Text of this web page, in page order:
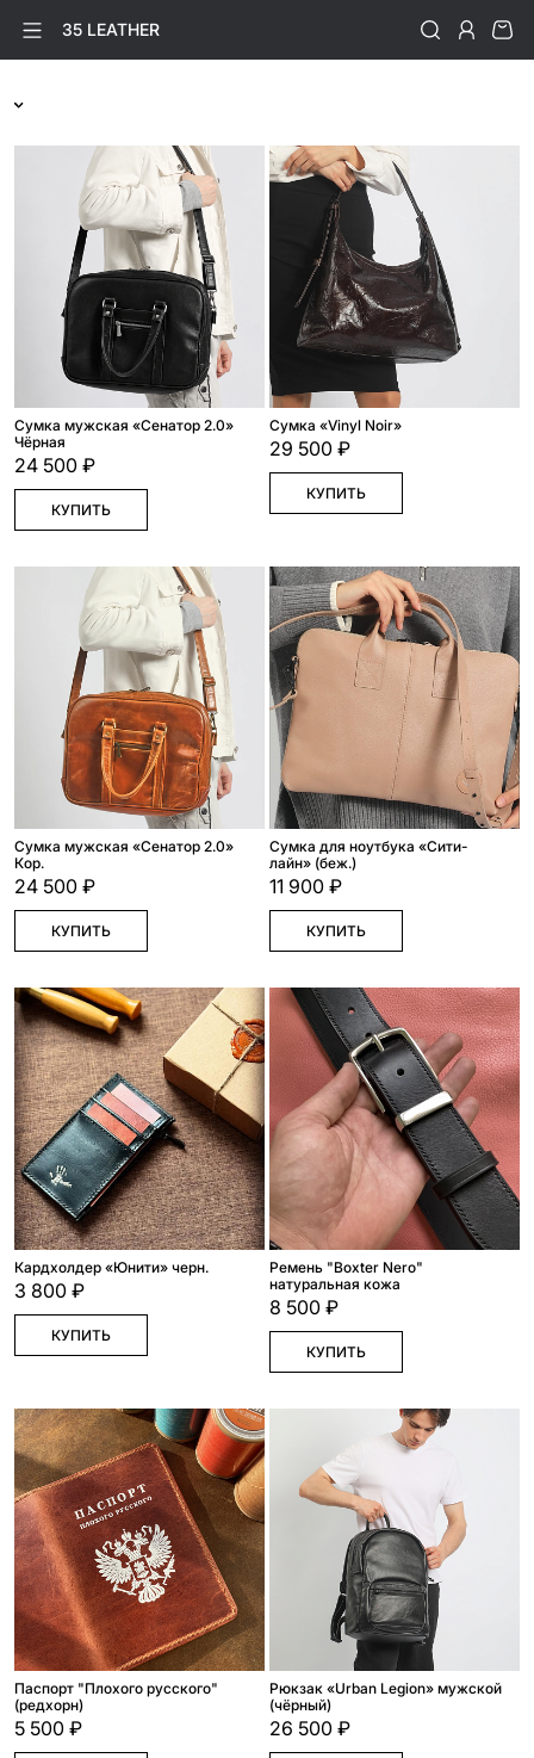
35 LEATHER
Сумка мужская «Сенатор 2.0»
Чёрная
24 500 ₽
КУПИТЬ
Cумка «Vinyl Noir»
29 500 ₽
КУПИТЬ
Сумка мужская «Сенатор 2.0»
Кор.
24 500 ₽
КУПИТЬ
Сумка для ноутбука «Сити-
лайн» (беж.)
11 900 ₽
КУПИТЬ
Кардхолдер «Юнити» черн.
3 800 ₽
КУПИТЬ
Ремень "Boxter Nero"
натуральная кожа
8 500 ₽
КУПИТЬ
Паспорт "Плохого русского"
(редхорн)
5 500 ₽
Рюкзак «Urban Legion» мужской
(чёрный)
26 500 ₽